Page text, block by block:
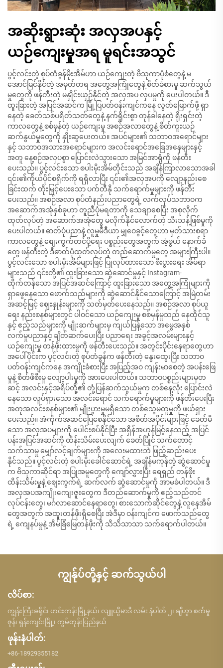
အဆိုးရွားဆုံး အလှအပနှင့်
ယဉ်ကျေးမှုအရ မူရင်းအသွင်
ပွင့်လင်းတဲ့ စုပ်တံခွန်မိုးအိမ်ဟာ ယဉ်ကျေးတဲ့ ဗိသုကာပုံစံတွေနဲ့ မ
အောင်မြင်နိုင်တဲ့ အမှတ်တရ အတွေ့အကြုံတွေနဲ့ စိတ်ခံစားမှု ဆက်သွယ်
မှုတွေကို ဖန်တီးတဲ့ မနှိုင်းယှဉ်နိုင်တဲ့ အလှအပ လှပမှုကို ပေးပါတယ်။ ဒီ
ထူးခြားတဲ့ အပြင်အဆင်က မြို့ပြပတ်ဝန်းကျင်ကနေ လွတ်မြောက်ဖို့ ရှာ
နေတဲ့ ခေတ်သစ်ပရိတ်သတ်တွေနဲ့ နက်ရှိုင်းစွာ တုန်ခါနေတဲ့ ရိုးရှင်းတဲ့
ကာလတွေနဲ့ စစ်မှန်တဲ့ ယဉ်ကျေးမှု အစဉ်အလာတွေနဲ့ စိတ်ကူးယဉ်
ဆက်နွယ်မှုတွေကို နှိုးဆွပေးတယ်။ အပင်များ၏ သဘာဝအရောင်များ
နှင့် သဘာဝအသားအရောင်များက အလင်းရောင်အခြေအနေများနှင့်
အတူ နေ့စဉ်အလှပစွာ ပြောင်းလဲသွားသော အမြင်အာရုံကို ဖန်တီး
ပေးသည်။ ပွင့်လင်းသော စပါးမိုးအိမ်တိုင်းသည် အချိန်ကြာလာသောအခါ
၎င်း၏ကိုယ်ပိုင်စရိုက်ကို ရရှိလာပြီး ၎င်း၏အလှအပကို လျော့နည်းစေ
ခြင်းထက် တိုးမြှင့်ပေးသော ပက်တီနို သက်ရောက်မှုများကို ဖန်တီး
ပေးသည်။ အစဉ်အလာ စုပ်တံနည်းပညာတွေရဲ့ လက်လုပ်သဘာဝက
အဆောက်အအုံနှစ်ခုဟာ တူညီပုံမရတာကို သေချာစေပြီး အစုလိုက်
ထုတ်လုပ်တဲ့ အဆောက်အအုံတွေ မလိုက်နိုင်လောက်တဲ့ သီးသန့်ဖြစ်မှုကို
ပေးပါတယ်။ ဓာတ်ပုံပညာနဲ့ လူမှုမီဒီယာ မျှဝေခွင့်တွေဟာ မှတ်သားစရာ
ကာလတွေနဲ့ စျေးကွက်တင်ပို့ရေး ပစ္စည်းတွေအတွက် အံ့ဖွယ် နောက်ခံ
တွေ ဖန်တီးတဲ့ ဒီဓာတ်ပုံထုတ်လုပ်တဲ့ တည်ဆောက်မှုတွေ အများကြီးပါ။
ပွင့်လင်းသော စပါးမိုးအိမ်များဖြင့် ပြုလုပ်ထားသော စီးပွားရေး အိမ်ရာ
များသည် ၎င်းတို့၏ ထူးခြားသော ဆွဲဆောင်မှုနှင့် Instagram-
ထိုက်တန်သော အပြင်အဆင်ကြောင့် ထူးခြားသော အတွေ့အကြုံများကို
ရှာဖွေနေသော ဖောက်သည်များကို ဆွဲဆောင်နိုင်သောကြောင့် အမြဲတမ်း
အဆင့်မြင့် ဈေးနှုန်းများကို သတ်မှတ်ပေးနေသည်။ အစဉ်အလာ စုပ်ယူ
ရေး နည်းစနစ်များတွင် ပါဝင်သော ယဉ်ကျေးမှု စစ်မှန်မှုသည် နေထိုင်သူ
နှင့် ဧည့်သည်များကို မျိုးဆက်များမှ ကျယ်ပြန့်သော အမွေအနှစ်
လက်မှုပညာနှင့် ချိတ်ဆက်ပေးပြီး ပညာရေး အခွင့်အလမ်းများနှင့်
ယဉ်ကျေးမှု တန်ဖိုးထားမှုကို ဖန်တီးပေးသည်။ အတွင်းပိုင်းနေရာတွေဟာ
အပေါ်ပိုင်းက ပွင့်လင်းတဲ့ စုပ်တံခွန်က ဖန်တီးတဲ့ နွေးထွေးပြီး သဘာဝ
ပတ်ဝန်းကျင်ကနေ အကျိုးခံစားပြီး အပြည့်အဝ ကျန်းမာစေတဲ့ အပန်းဖြေ
မှုနဲ့ စိတ်ဖိစီးမှု လျော့ပါးမှုကို အားပေးပါတယ်။ သဘာဝပစ္စည်းများမှတ
ဆင့် အလင်းနှင့်အရိပ်တို့၏ တုံ့ပြန်ဆက်သွယ်မှုက တစ်နေ့လုံး ပြောင်းလဲ
နေသော လှုပ်ရှားသော အလင်းရောင် သက်ရောက်မှုများကို ဖန်တီးပေးပြီး
အတုအလင်းစနစ်များ၏ မျိုးပွားမှုမရှိသော တစ်သွေမတူမှုကို ဖယ်ရှား
ပေးသည်။ အံကိုက်အဆင်ပြေစေနိုင်သော အစိတ်အပိုင်းများဖြင့် ခေတ်မီ
သော အလှအပများကို ပေါင်းစပ်နိုင်ပြီး အရှိန်အဟုန်မြင့်နေသည့် အပြင်
ပန်းအပြင်အဆင်ကို ထိန်းသိမ်းပေးလျက် ခေတ်ပြိုင် သက်တောင့်
သက်သာမှု မျှော်လင့်ချက်များကို အလေးမထားဘဲ ဖြည့်ဆည်းပေး
နိုင်သည်။ ပွင့်လင်းတဲ့ စပါးမိုးခေါင်ဆောင်ရဲ့ အချိန်မကုန်တဲ့ ဆွဲဆောင်မှု
က ဗိသုကာဆိုင်ရာ အပြုအမူတွေကို ကျော်လွှားပြီး ရေရှည် တန်ဖိုး
ထိန်းသိမ်းမှုနဲ့ စျေးကွက်ရဲ့ ဆက်လက် ဆွဲဆောင်မှုကို အာမခံပါတယ်။ ဒီ
အလှအပအကျိုးကျေးဇူးတွေက ဒီတည်ဆောက်မှုကို ဧည့်သည်တင်
လုပ်ငန်းတွေ၊ မင်္ဂလာဆောင်နေရာတွေ၊ စားသောက်ဆိုင်တွေနဲ့ လူနေအိမ်
တွေအတွက် အထူးတန်ဖိုးရှိစေပြီး အဲဒီမှာ ဝန်းကျင်က ဖောက်သည်တွေ
ရဲ့ ကျေနပ်မှုနဲ့ အိမ်ခြံမြေတန်ဖိုးကို သိသိသာသာ သက်ရောက်ပါတယ်။
ကျွန်ုပ်တို့နှင့် ဆက်သွယ်ပါ
လိပ်စာ:
ကျွန်းကြီးခရိုင်၊ ဟင်းကန်းမြို့နယ်၊ လျူယွီမာဒီ လမ်း နံပါတ် ၂၊ ချီဟွာ စက်မှု
ဇုန်၊ ရှန်းကျင်းမြို့၊ ကွမ်တုန်းပြည်နယ်
ဖုန်းနံပါတ်:
+86-18929355182